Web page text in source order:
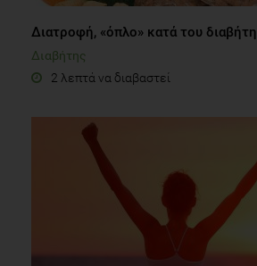
Διατροφή, «όπλο» κατά του διαβήτη
Διαβήτης
2 λεπτά να διαβαστεί